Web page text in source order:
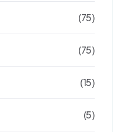
(75)
(75)
(15)
(5)